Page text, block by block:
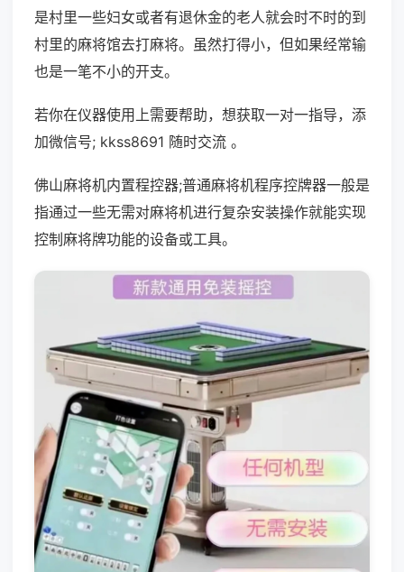
是村里一些妇女或者有退休金的老人就会时不时的到
村里的麻将馆去打麻将。虽然打得小，但如果经常输
也是一笔不小的开支。
若你在仪器使用上需要帮助，想获取一对一指导，添
加微信号; kkss8691 随时交流 。
佛山麻将机内置程控器;普通麻将机程序控牌器一般是
指通过一些无需对麻将机进行复杂安装操作就能实现
控制麻将牌功能的设备或工具。